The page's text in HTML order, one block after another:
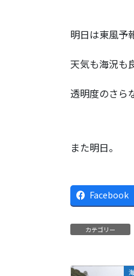
明日は東風予
天気も海況も
透明度のさら
また明日。
Facebook
カテゴリー